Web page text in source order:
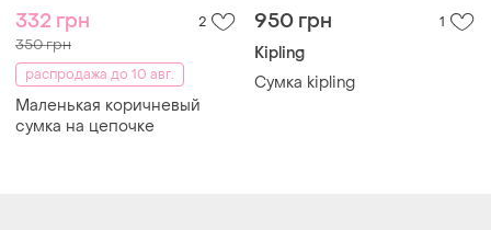
332 грн 2
350 грн
распродажа до 10 авг.
Маленькая коричневый
сумка на цепочке
950 грн 1
Kipling
Сумка kipling